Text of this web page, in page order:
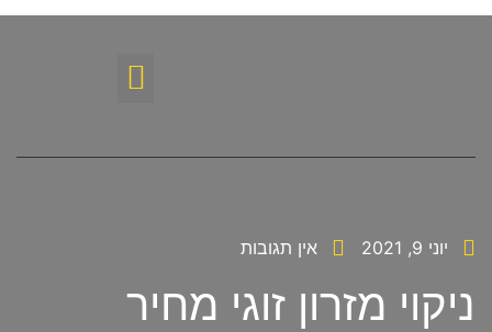
יוני 9, 2021 אין תגובות
ניקוי מזרון זוגי מחיר